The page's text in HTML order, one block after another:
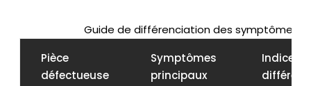
Guide de différenciation des symptômes
Pièce
défectueuse
Symptômes
principaux
Indice